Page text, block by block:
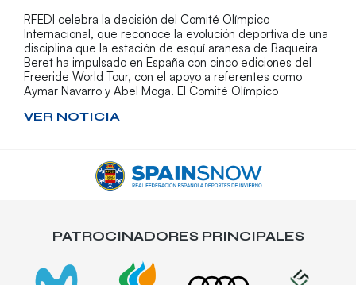
RFEDI celebra la decisión del Comité Olímpico
Internacional, que reconoce la evolución deportiva de una
disciplina que la estación de esquí aranesa de Baqueira
Beret ha impulsado en España con cinco ediciones del
Freeride World Tour, con el apoyo a referentes como
Aymar Navarro y Abel Moga. El Comité Olímpico
VER NOTICIA
PATROCINADORES PRINCIPALES